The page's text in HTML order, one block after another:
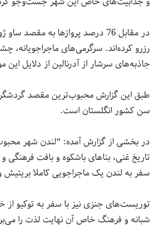
در مقابل 76 درصد پروازها به مقصد
رزرو کرده‌اند. سرگرمی‌های ماجراجویانه،
جاذبه‌های سرشار از آدرنالین از دلایل
سن کشور انگلستان است.
در بخشی از گزارش آمده: “لندن شهر
تاریخ غنی، بناهای باشکوه و بافت فرهنگی
سفر به لندن یک ماجراجویی کاملا
توریست‌های جنزی نیز با سفر به توکیو از
شبانه و فرهنگ خاص آن نهایت لذت را